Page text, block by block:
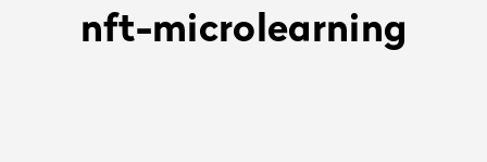
nft-microlearning